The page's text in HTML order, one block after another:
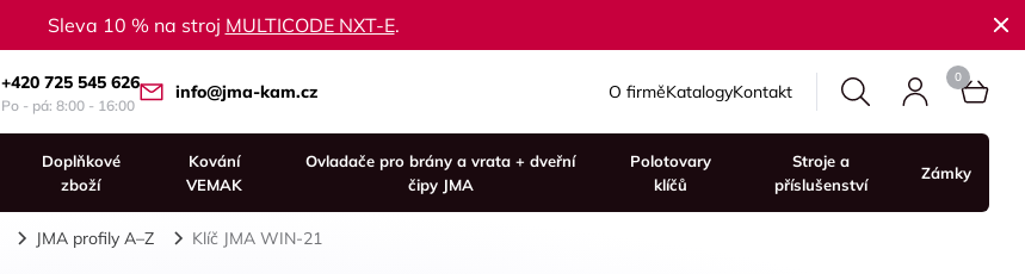
Sleva 10 % na stroj MULTICODE NXT-E.
+420 725 545 626
Po - pá: 8:00 - 16:00
info@jma-kam.cz O firměKatalogyKontakt
Doplňkové
zboží
Kování
VEMAK
Ovladače pro brány a vrata + dveřní
čipy JMA
Polotovary
klíčů
Stroje a
příslušenství
Zámky
JMA profily A–Z Klíč JMA WIN-21